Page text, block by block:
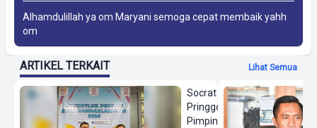
Alhamdulillah ya om Maryani semoga cepat membaik yahh
om
ARTIKEL TERKAIT Lihat Semua
Socrat
Pringgodanu
Pimpin